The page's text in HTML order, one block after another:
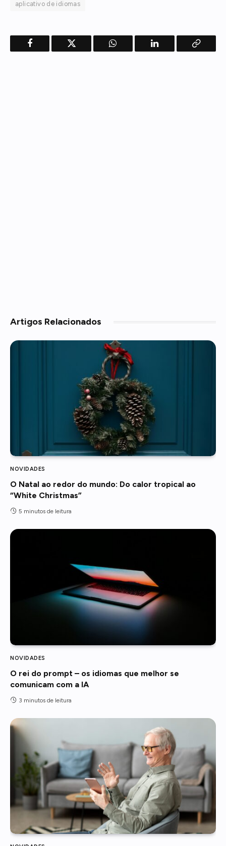
aplicativo de idiomas
Facebook Twitter WhatsApp LinkedIn
Copy
Artigos Relacionados
NOVIDADES
O Natal ao redor do mundo: Do calor tropical ao
“White Christmas”
5 minutos de leitura
NOVIDADES
O rei do prompt – os idiomas que melhor se
comunicam com a IA
3 minutos de leitura